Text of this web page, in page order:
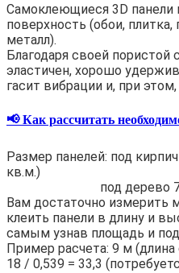
Самоклеющиеся 3D
поверхность (обои, плитка,
металл).
Благодаря своей пористой
эластичен, хорошо
гасит вибрации и, при
📢 Как рассчитать
Размер панелей: под
кв.м.)
под дерево 70*70
Вам достаточно измерить
клеить панели в длину и
самым узнав площадь и
Пример расчета: 9 м
18 / 0,539 = 33,3